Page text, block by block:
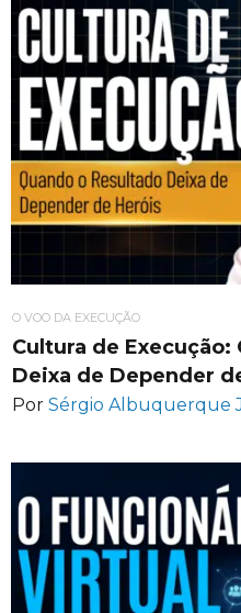
O VOO DA EXECUÇÃO
Cultura de
Deixa de Depender
Por Sérgio Albuquerque